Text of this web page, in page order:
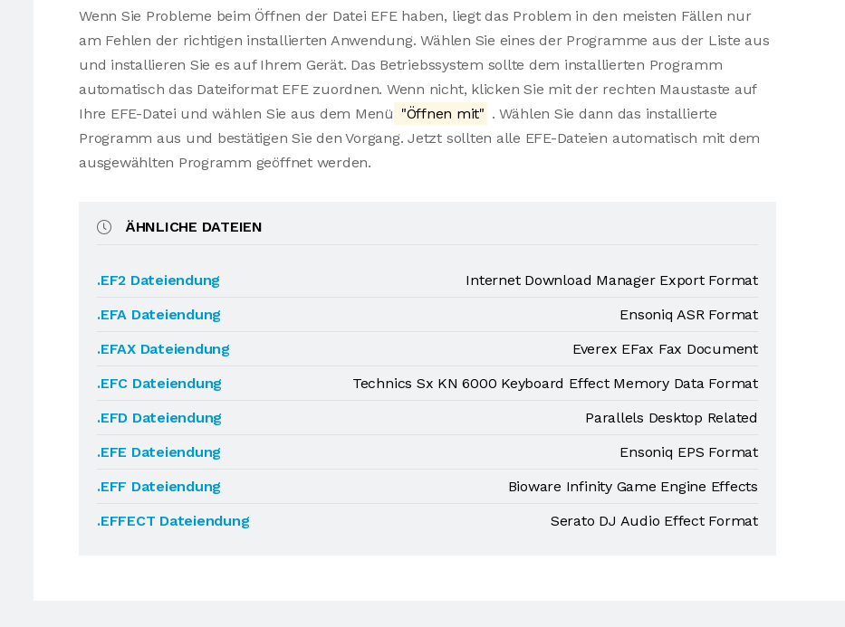
Wenn Sie Probleme beim Öffnen der Datei EFE haben, liegt das Problem in den meisten Fällen nur
am Fehlen der richtigen installierten Anwendung. Wählen Sie eines der Programme aus der Liste aus
und installieren Sie es auf Ihrem Gerät. Das Betriebssystem sollte dem installierten Programm
automatisch das Dateiformat EFE zuordnen. Wenn nicht, klicken Sie mit der rechten Maustaste auf
Ihre EFE-Datei und wählen Sie aus dem Menü "Öffnen mit" . Wählen Sie dann das installierte
Programm aus und bestätigen Sie den Vorgang. Jetzt sollten alle EFE-Dateien automatisch mit dem
ausgewählten Programm geöffnet werden.
ÄHNLICHE DATEIEN
.EF2 Dateiendung
Internet Download Manager Export Format
.EFA Dateiendung
Ensoniq ASR Format
.EFAX Dateiendung
Everex EFax Fax Document
.EFC Dateiendung
Technics Sx KN 6000 Keyboard Effect Memory Data Format
.EFD Dateiendung
Parallels Desktop Related
.EFE Dateiendung
Ensoniq EPS Format
.EFF Dateiendung
Bioware Infinity Game Engine Effects
.EFFECT Dateiendung
Serato DJ Audio Effect Format